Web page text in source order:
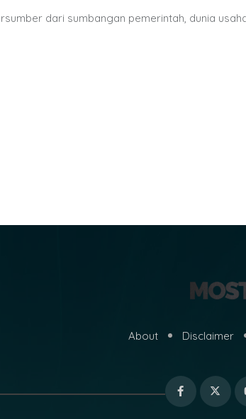
dari sumbangan pemerintah, dunia
About Disclaimer